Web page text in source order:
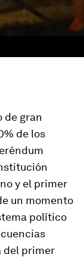
de gran
de los
y el primer
un momento
político
del primer